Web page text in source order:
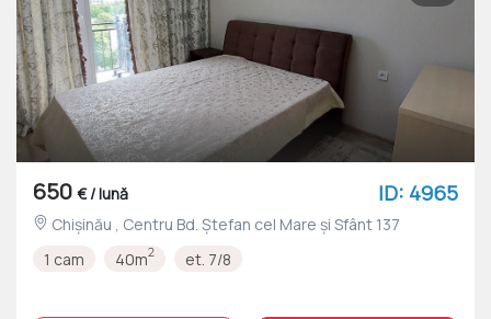
650 € / lună ID: 4965
Chișinău , Centru Bd. Ştefan cel Mare şi Sfânt 137
1 cam
40m2 et. 7/8